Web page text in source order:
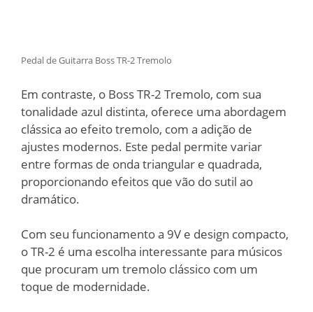
Pedal de Guitarra Boss TR-2 Tremolo
Em contraste, o Boss TR-2 Tremolo, com sua
tonalidade azul distinta, oferece uma abordagem
clássica ao efeito tremolo, com a adição de
ajustes modernos. Este pedal permite variar
entre formas de onda triangular e quadrada,
proporcionando efeitos que vão do sutil ao
dramático.
Com seu funcionamento a 9V e design compacto,
o TR-2 é uma escolha interessante para músicos
que procuram um tremolo clássico com um
toque de modernidade.